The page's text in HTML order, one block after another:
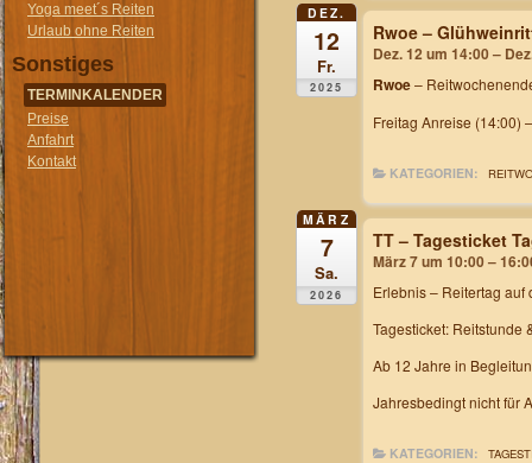
Yoga meet´s Reiten
Urlaub ohne Reiten
Sonstiges
TERMINKALENDER
Preise
Anfahrt
Kontakt
DEZ.
12
Fr.
2025
Rwoe –
Dez. 12 um 14:00 –
Rwoe–
Freitag Anreise (14:00)
KATEGORIEN:
MÄRZ
7
Sa.
2026
TT – Tagesticket
März 7 um 10:00 –
Erlebnis – Reitertag auf
Tagesticket: Reitstunde
Ab 12 Jahre in
Jahresbedingt nicht für
KATEGORIEN: